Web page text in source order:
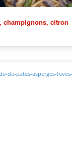
champignons, citron